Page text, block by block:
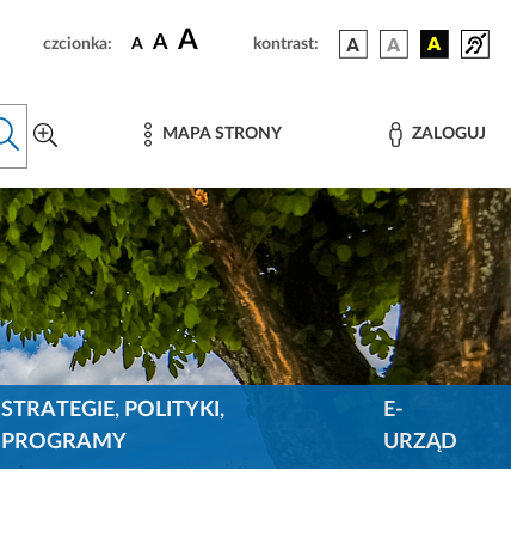
czcionka: A A A kontrast:
MAPA STRONY ZALOGUJ
STRATEGIE, POLITYKI,
PROGRAMY
E-
URZĄD